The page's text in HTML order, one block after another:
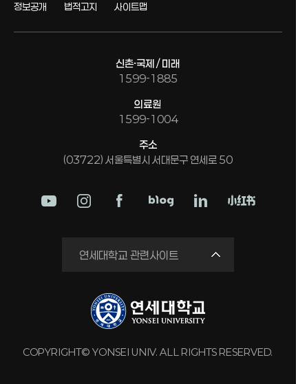
정보공개
법적고지 사이트맵
신촌·국제 / 미래
1599-1885
의료원
1599-1004
주소
(03722) 서울특별시 서대문구 연세로 50
COPYRIGHT© YONSEI UNIV. ALL RIGHTS RESERVED.
연세대학교 관련사이트
학교법인
세브란스병원
강남세브란스병원
용인세브란스병원